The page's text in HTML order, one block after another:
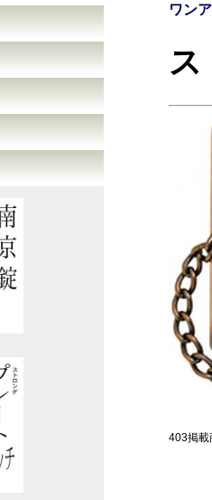
ワン
ス
403掲載